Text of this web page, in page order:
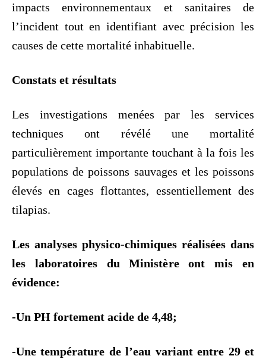
impacts environnementaux et sanitaires de
l’incident tout en identifiant avec précision les
causes de cette mortalité inhabituelle.
Constats et résultats
Les investigations menées par les services
techniques ont révélé une mortalité
particulièrement importante touchant à la fois les
populations de poissons sauvages et les poissons
élevés en cages flottantes, essentiellement des
tilapias.
Les analyses physico-chimiques réalisées dans
les laboratoires du Ministère ont mis en
évidence:
-Un PH fortement acide de 4,48;
-Une température de l’eau variant entre 29 et